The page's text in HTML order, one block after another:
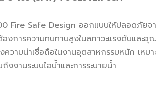
Fire Safe Design ออกแบบให้ปลอดภัย
งการความทนทานสูงในสภาวะแรงดันและ
ความน่าเชื่อถือในงานอุตสาหกรรมหนัก เหม
งานระบบไอน้ำและการระบายน้ำ